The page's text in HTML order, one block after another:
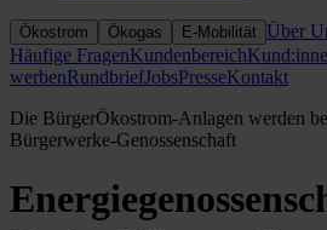
Ökostrom Ökogas E-Mobilität Über
Häufige FragenKundenbereich
werbenRundbriefJobsPresseKontakt
Die BürgerÖkostrom-Anlagen werden
Bürgerwerke-Genossenschaft